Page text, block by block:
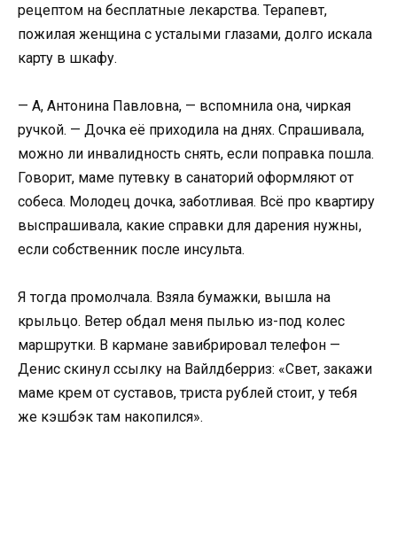
рецептом на бесплатные лекарства. Терапевт,
пожилая женщина с усталыми глазами, долго искала
карту в шкафу.
— А, Антонина Павловна, — вспомнила она, чиркая
ручкой. — Дочка её приходила на днях. Спрашивала,
можно ли инвалидность снять, если поправка пошла.
Говорит, маме путевку в санаторий оформляют от
собеса. Молодец дочка, заботливая. Всё про квартиру
выспрашивала, какие справки для дарения нужны,
если собственник после инсульта.
Я тогда промолчала. Взяла бумажки, вышла на
крыльцо. Ветер обдал меня пылью из-под колес
маршрутки. В кармане завибрировал телефон —
Денис скинул ссылку на Вайлдберриз: «Свет, закажи
маме крем от суставов, триста рублей стоит, у тебя
же кэшбэк там накопился».